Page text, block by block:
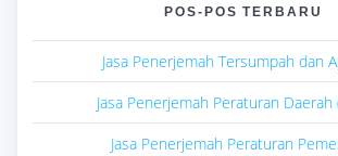
POS-POS TERBARU
Jasa Penerjemah Tersumpah dan
Jasa Penerjemah Peraturan Daerah
Jasa Penerjemah Peraturan